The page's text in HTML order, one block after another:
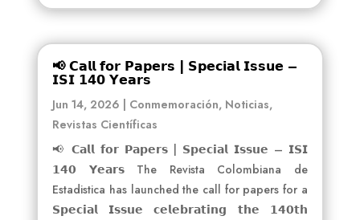
📢 𝗖𝗮𝗹𝗹 𝗳𝗼𝗿 𝗣𝗮𝗽𝗲𝗿𝘀 | 𝗦𝗽𝗲𝗰𝗶𝗮𝗹 𝗜𝘀𝘀𝘂𝗲 –
𝗜𝗦𝗜 𝟭𝟰𝟬 𝗬𝗲𝗮𝗿𝘀
Jun 14, 2026 | Conmemoración, Noticias,
Revistas Científicas
📢 𝗖𝗮𝗹𝗹 𝗳𝗼𝗿 𝗣𝗮𝗽𝗲𝗿𝘀 | 𝗦𝗽𝗲𝗰𝗶𝗮𝗹 𝗜𝘀𝘀𝘂𝗲 – 𝗜𝗦𝗜
𝟭𝟰𝟬 𝗬𝗲𝗮𝗿𝘀 The Revista Colombiana de
Estadistica has launched the call for papers for a
𝗦𝗽𝗲𝗰𝗶𝗮𝗹 𝗜𝘀𝘀𝘂𝗲 𝗰𝗲𝗹𝗲𝗯𝗿𝗮𝘁𝗶𝗻𝗴 𝘁𝗵𝗲 𝟭𝟰𝟬𝘁𝗵